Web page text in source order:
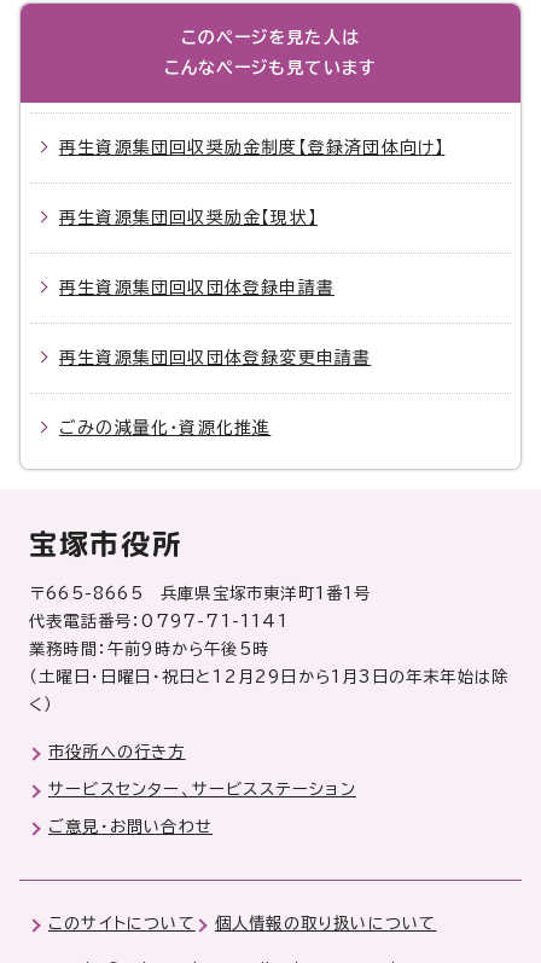
このページを見た人は
こんなページも見ています
再生資源集団回収奨励金制度【登録済団体向け】
再生資源集団回収奨励金【現状】
再生資源集団回収団体登録申請書
再生資源集団回収団体登録変更申請書
ごみの減量化・資源化推進
宝塚市役所
〒665-8665 兵庫県宝塚市東洋町1番1号
代表電話番号：0797-71-1141
業務時間：午前9時から午後5時
（土曜日・日曜日・祝日と12月29日から1月3日の年末年始は除
く）
市役所への行き方
サービスセンター、サービスステーション
ご意見・お問い合わせ
このサイトについて 個人情報の取り扱いについて